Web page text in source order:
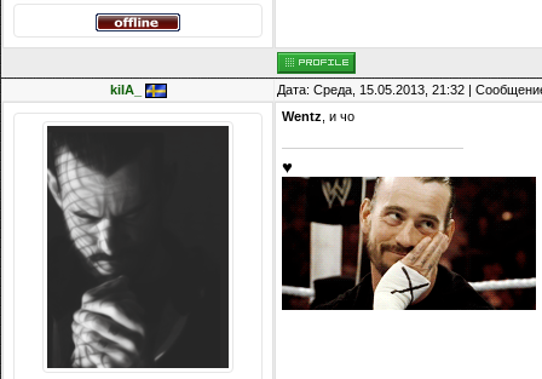
kiIA_ Дата: Среда, 15.05.2013, 21:32 |
Wentz , и чо
♥